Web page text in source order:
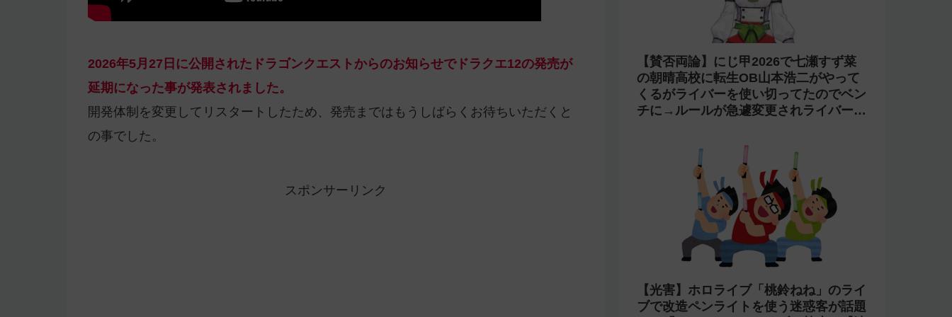
2026年5月27日に公開されたドラゴンクエストからのお知らせでドラクエ12の発売が
延期になった事が発表されました。
開発体制を変更してリスタートしたため、発売まではもうしばらくお待ちいただくと
の事でした。
スポンサーリンク
【賛否両論】にじ甲2026で七瀬すず菜
の朝晴高校に転生OB山本浩二がやって
くるがライバーを使い切ってたのでベン
チに→ルールが急遽変更されライバーの
【光害】ホロライブ「桃鈴ねね」のライ
ブで改造ペンライトを使う迷惑客が話題